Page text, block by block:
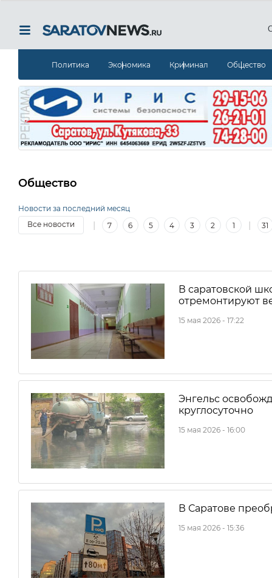
Политика Экономика Криминал Общество
Общество
Новости за последний месяц
Все новости
| 7 6 5 4 3 2 1 | 31
В саратовской
отремонтируют
15 мая 2026 - 17:22
Энгельс
круглосуточно
15 мая 2026 - 16:00
В Саратове
15 мая 2026 - 15:36